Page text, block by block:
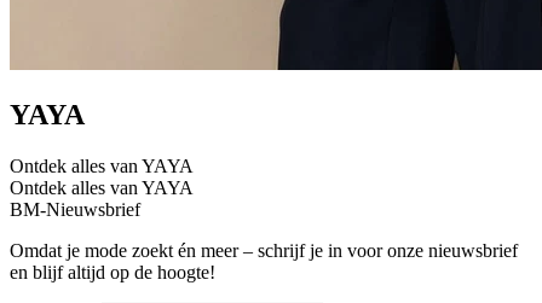
YAYA
Ontdek alles van YAYA
Ontdek alles van YAYA
BM-Nieuwsbrief
Omdat je mode zoekt én meer – schrijf je in voor onze nieuwsbrief
en blijf altijd op de hoogte!